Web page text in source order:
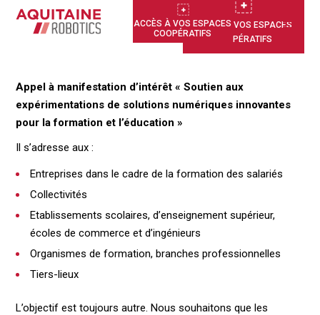
ACCÈS À VOS ESPACES
COOPÉRATIFS
ACCÈS À VOS ESPACES
COOPÉRATIFS
Appel à manifestation d’intérêt « Soutien aux
expérimentations de solutions numériques innovantes
pour la formation et l’éducation »
Il s’adresse aux :
Entreprises dans le cadre de la formation des salariés
Collectivités
Etablissements scolaires, d’enseignement supérieur,
écoles de commerce et d’ingénieurs
Organismes de formation, branches professionnelles
Tiers-lieux
L’objectif est toujours autre. Nous souhaitons que les